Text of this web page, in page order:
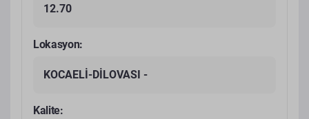
12.70
Lokasyon:
KOCAELİ-DİLOVASI -
Kalite: